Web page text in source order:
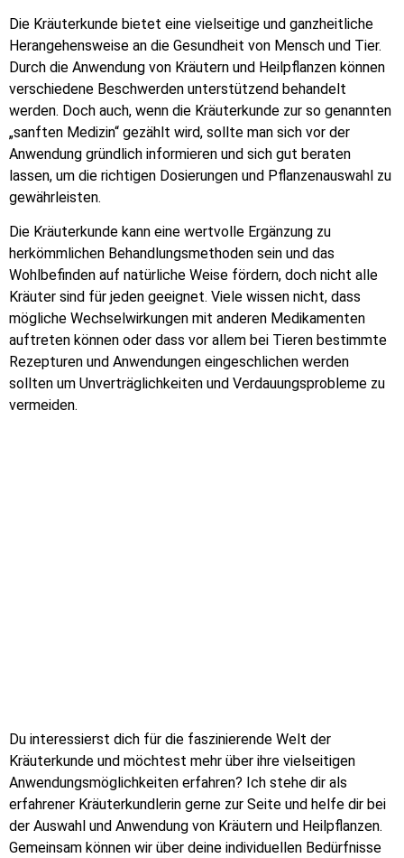
Die Kräuterkunde bietet eine vielseitige und ganzheitliche
Herangehensweise an die Gesundheit von Mensch und Tier.
Durch die Anwendung von Kräutern und Heilpflanzen können
verschiedene Beschwerden unterstützend behandelt
werden. Doch auch, wenn die Kräuterkunde zur so genannten
„sanften Medizin“ gezählt wird, sollte man sich vor der
Anwendung gründlich informieren und sich gut beraten
lassen, um die richtigen Dosierungen und Pflanzenauswahl zu
gewährleisten.
Die Kräuterkunde kann eine wertvolle Ergänzung zu
herkömmlichen Behandlungsmethoden sein und das
Wohlbefinden auf natürliche Weise fördern, doch nicht alle
Kräuter sind für jeden geeignet. Viele wissen nicht, dass
mögliche Wechselwirkungen mit anderen Medikamenten
auftreten können oder dass vor allem bei Tieren bestimmte
Rezepturen und Anwendungen eingeschlichen werden
sollten um Unverträglichkeiten und Verdauungsprobleme zu
vermeiden.
Du interessierst dich für die faszinierende Welt der
Kräuterkunde und möchtest mehr über ihre vielseitigen
Anwendungsmöglichkeiten erfahren? Ich stehe dir als
erfahrener Kräuterkundlerin gerne zur Seite und helfe dir bei
der Auswahl und Anwendung von Kräutern und Heilpflanzen.
Gemeinsam können wir über deine individuellen Bedürfnisse